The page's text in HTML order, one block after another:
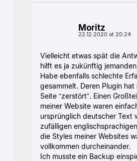
Moritz
22.12.2020 at 20:24
Vielleicht etwas spät die
hilft es ja zukünftig
Habe ebenfalls schlechte
gesammelt. Deren Plugin
Seite “zerstört”. Einen
meiner Website waren
ursprünglich deutscher Text
zufälligen
die Styles meiner Websites
vollkommen durcheinander.
Ich musste ein Backup